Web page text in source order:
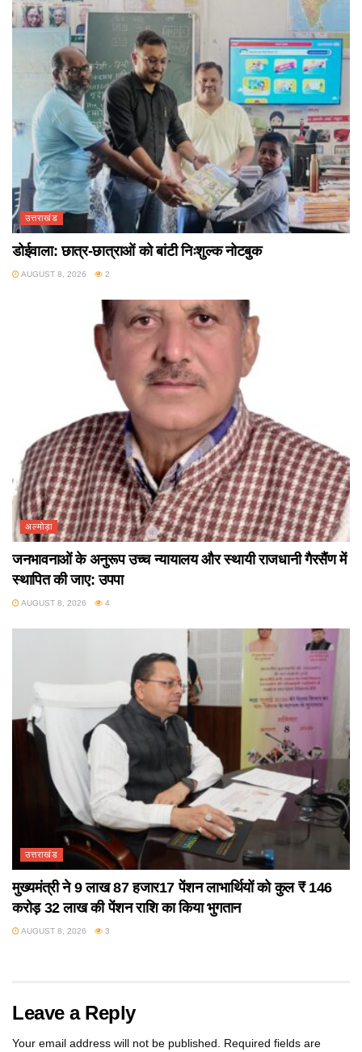
उत्तराखंड
डोईवाला: छात्र-छात्राओं को बांटी निःशुल्क नोटबुक
AUGUST 8, 2026 2
अल्मोड़ा
जनभावनाओं के अनुरूप उच्च न्यायालय और स्थायी राजधानी गैरसैंण में
स्थापित की जाए: उपपा
AUGUST 8, 2026 4
उत्तराखंड
मुख्यमंत्री ने 9 लाख 87 हजार17 पेंशन लाभार्थियों को कुल ₹ 146
करोड़ 32 लाख की पेंशन राशि का किया भुगतान
AUGUST 8, 2026 3
Leave a Reply
Your email address will not be published. Required fields are